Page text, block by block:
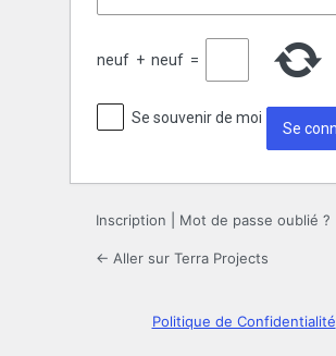
neuf + neuf =
Se souvenir de moi
Inscription Mot de passe oublié ?
← Aller sur Terra Projects
Politique de Confidentialité